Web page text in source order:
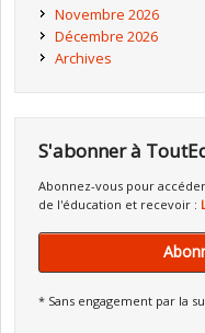
Novembre 2026
Décembre 2026
Archives
S'abonner à
Abonnez-vous pour
de l'éducation et recevoir :
* Sans engagement par la